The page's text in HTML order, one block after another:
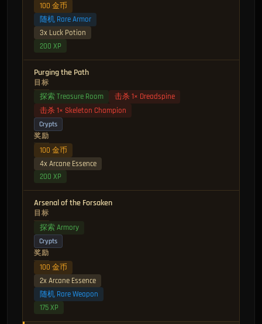
100 金币
随机 Rare Armor
3x Luck Potion
200 XP
Purging the Path
目标
探索 Treasure Room
击杀 1× Dreadspine
击杀 1× Skeleton Champion
Crypts
奖励
100 金币
4x Arcane Essence
200 XP
Arsenal of the Forsaken
目标
探索 Armory
Crypts
奖励
100 金币
2x Arcane Essence
随机 Rare Weapon
175 XP